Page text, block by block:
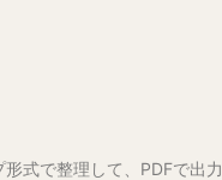
式で整理して、PDFで出力